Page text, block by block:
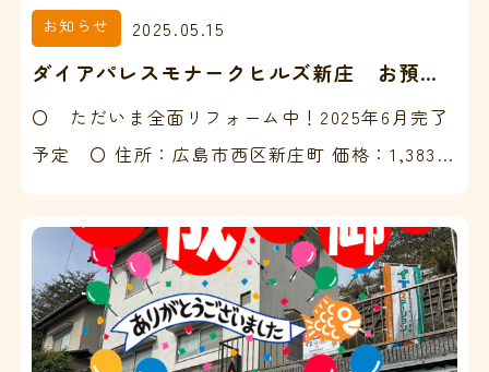
お知らせ 2025.05.15
ダイアパレスモナークヒルズ新庄 お預か
〇 ただいま全面リフォーム中！2025年6月完了
予定 〇 住所：広島市西区新庄町 価格：1,383万
積：…